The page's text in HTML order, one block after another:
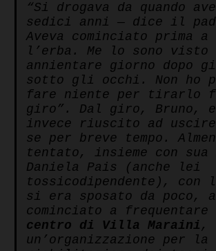
“Si drogava da quando
sedici anni — dice il
Aveva cominciato prima a
l’erba. Me lo sono visto
annientare giorno dopo
sotto gli occhi. Non ho
fare niente per tirarlo
giro”. Dal giro, Bruno,
invece riuscito ad uscire
se per breve tempo.
tentato, insieme con sua
Daniela Pais (anche lei
tossicodipendente), con
si era sposato da poco,
cominciato a
centro di Villa Maraini ,
un’organizzazione per la